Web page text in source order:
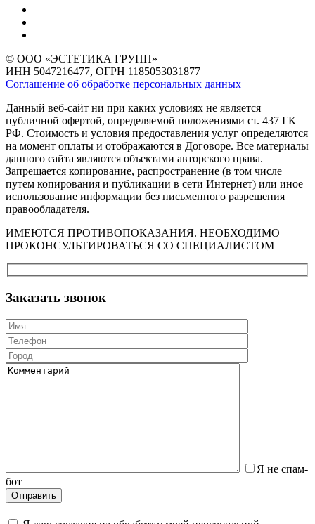
© ООО «ЭСТЕТИКА ГРУПП»
ИНН 5047216477, ОГРН 1185053031877
Соглашение об обработке персональных данных
Данный веб-сайт ни при каких условиях не является
публичной офертой, определяемой положениями ст. 437 ГК
РФ. Стоимость и условия предоставления услуг определяются
на момент оплаты и отображаются в Договоре. Все материалы
данного сайта являются объектами авторского права.
Запрещается копирование, распространение (в том числе
путем копирования и публикации в сети Интернет) или иное
использование информации без письменного разрешения
правообладателя.
ИМЕЮТСЯ ПРОТИВОПОКАЗАНИЯ. НЕОБХОДИМО
ПРОКОНСУЛЬТИРОВАТЬСЯ СО СПЕЦИАЛИСТОМ
Заказать звонок
Я не спам-
бот